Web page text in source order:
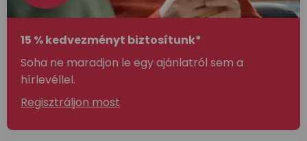
15 % kedvezményt biztosítunk*
Soha ne maradjon le egy ajánlatról sem a
hírlevéllel.
Regisztráljon most